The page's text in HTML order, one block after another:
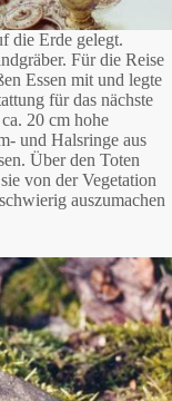
die Erde gelegt.
Für die Reise
Essen mit und legte
für das nächste
20 cm hohe
und Halsringe aus
Über den Toten
von der Vegetation
auszumachen